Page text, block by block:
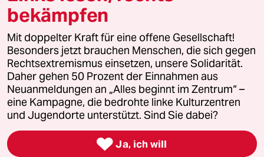
© 2026 taz Verlags und Vertriebs GmbH
Alle Rechte vorbehalten. Bei rechtlichen Fragen oder für Genehmigungen
wenden Sie sich bitte an
lizenzen@taz.de
Feedback Redaktionsstatut Kommune-Richtlinien
Leitlinie Informant Datenschutz Impressum AGB
Seitenwende Einwilligungen widerrufen (Ads)
bekämpfen
Mit doppelter Kraft für eine offene Gesellschaft!
Besonders jetzt brauchen Menschen, die sich gegen
Rechtsextremismus einsetzen, unsere Solidarität.
Daher gehen 50 Prozent der Einnahmen aus
Neuanmeldungen an „Alles beginnt im Zentrum“ –
eine Kampagne, die bedrohte linke Kulturzentren
und Jugendorte unterstützt. Sind Sie dabei?
 Ja, ich will